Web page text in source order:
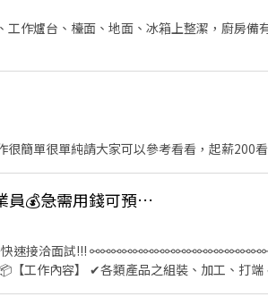
作爐台、檯面、地面、冰箱上整潔，廚房備
簡單很單純請大家可以參考看看，起薪200
👍 J-映✨台中周休二日固定班📈包裝作業員💰急需用錢可預支💯免穿無塵衣💰三節禮金
➡快速接洽面試!!!